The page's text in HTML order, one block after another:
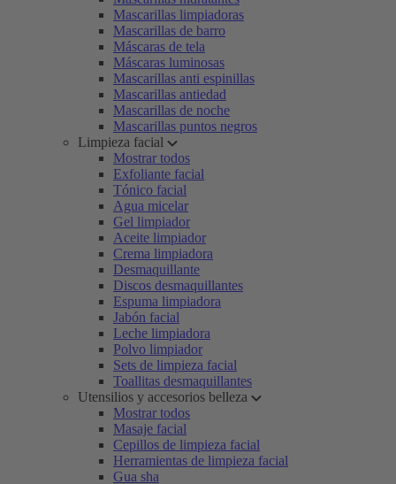
Mascarillas limpiadoras
Mascarillas de barro
Máscaras de tela
Máscaras luminosas
Mascarillas anti espinillas
Mascarillas antiedad
Mascarillas de noche
Mascarillas puntos negros
Limpieza facial
Mostrar todos
Exfoliante facial
Tónico facial
Agua micelar
Gel limpiador
Aceite limpiador
Crema limpiadora
Desmaquillante
Discos desmaquillantes
Espuma limpiadora
Jabón facial
Leche limpiadora
Polvo limpiador
Sets de limpieza facial
Toallitas desmaquillantes
Utensilios y accesorios belleza
Mostrar todos
Masaje facial
Cepillos de limpieza facial
Herramientas de limpieza facial
Gua sha